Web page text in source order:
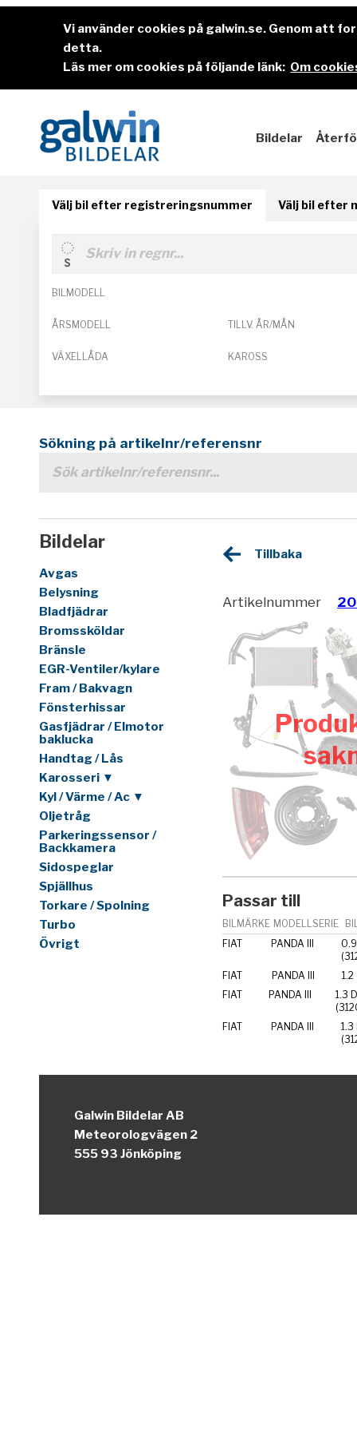
Vi använder cookies på galwin.se. Genom att
detta.
Läs mer om cookies på följande länk: Om
Bildelar
Välj bil efter registreringsnummer Välj bil efter
BILMODELL
ÅRSMODELL TILLV. ÅR/MÅN
VÄXELLÅDA KAROSS
Sökning på artikelnr/referensnr
Bildelar
Avgas
Belysning
Bladfjädrar
Bromssköldar
Bränsle
EGR-Ventiler/kylare
Fram / Bakvagn
Fönsterhissar
Gasfjädrar / Elmotor
baklucka
Handtag / Lås
Karosseri ▼
Kyl / Värme / Ac ▼
Oljetråg
Parkeringssensor /
Backkamera
Sidospeglar
Spjällhus
Torkare / Spolning
Turbo
Övrigt
Tillbaka
Artikelnummer
Passar till
BILMÄRKE MODELLSERIE
FIAT
PANDA III
FIAT
PANDA III
1.2
FIAT
PANDA III
1.3
FIAT
PANDA III
Galwin Bildelar AB
Meteorologvägen 2
555 93 Jönköping